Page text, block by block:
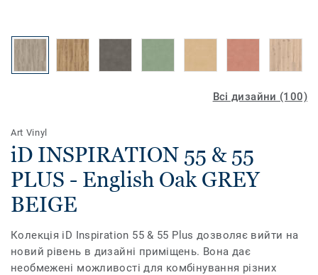
Всі дизайни (100)
Art Vinyl
iD INSPIRATION 55 & 55
PLUS - English Oak GREY
BEIGE
Колекція iD Inspiration 55 & 55 Plus дозволяє вийти на
новий рівень в дизайні приміщень. Вона дає
необмежені можливості для комбінування різних